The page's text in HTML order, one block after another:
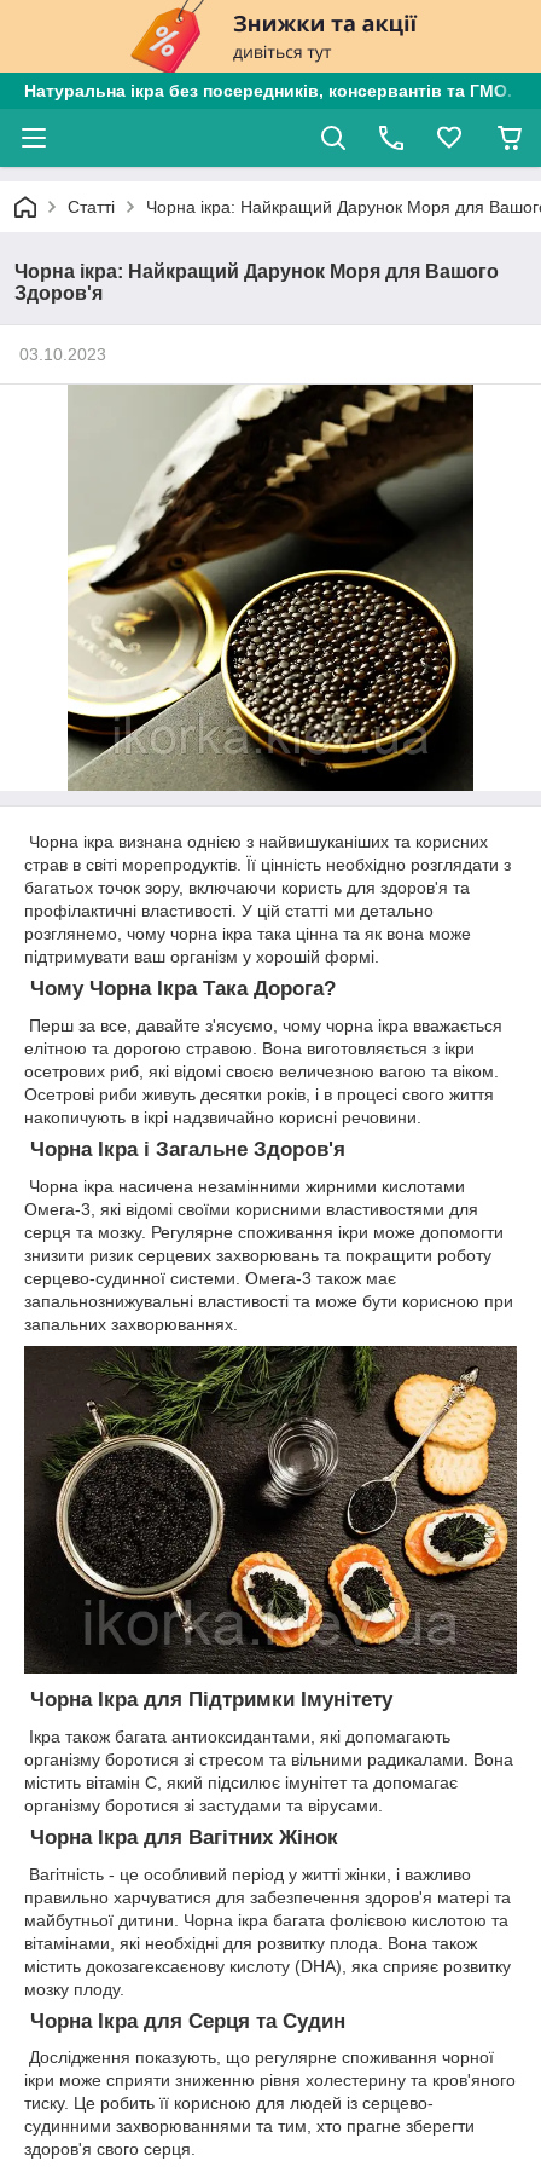
Натуральна ікра без посередників, консервантів та ГМО.
Статті Чорна ікра: Найкращий Дарунок Моря для
Чорна ікра: Найкращий Дарунок Моря для Вашого
Здоров'я
03.10.2023
Чорна ікра визнана однією з найвишуканіших та корисних
страв в світі морепродуктів. Її цінність необхідно розглядати з
багатьох точок зору, включаючи користь для здоров'я та
профілактичні властивості. У цій статті ми детально
розглянемо, чому чорна ікра така цінна та як вона може
підтримувати ваш організм у хорошій формі.
Чому Чорна Ікра Така Дорога?
Перш за все, давайте з'ясуємо, чому чорна ікра вважається
елітною та дорогою стравою. Вона виготовляється з ікри
осетрових риб, які відомі своєю величезною вагою та віком.
Осетрові риби живуть десятки років, і в процесі свого життя
накопичують в ікрі надзвичайно корисні речовини.
Чорна Ікра і Загальне Здоров'я
Чорна ікра насичена незамінними жирними кислотами
Омега-3, які відомі своїми корисними властивостями для
серця та мозку. Регулярне споживання ікри може допомогти
знизити ризик серцевих захворювань та покращити роботу
серцево-судинної системи. Омега-3 також має
запальнознижувальні властивості та може бути корисною при
запальних захворюваннях.
Чорна Ікра для Підтримки Імунітету
Ікра також багата антиоксидантами, які допомагають
організму боротися зі стресом та вільними радикалами. Вона
містить вітамін С, який підсилює імунітет та допомагає
організму боротися зі застудами та вірусами.
Чорна Ікра для Вагітних Жінок
Вагітність - це особливий період у житті жінки, і важливо
правильно харчуватися для забезпечення здоров'я матері та
майбутньої дитини. Чорна ікра багата фолієвою кислотою та
вітамінами, які необхідні для розвитку плода. Вона також
містить докозагексаєнову кислоту (DHA), яка сприяє розвитку
мозку плоду.
Чорна Ікра для Серця та Судин
Дослідження показують, що регулярне споживання чорної
ікри може сприяти зниженню рівня холестерину та кров'яного
тиску. Це робить її корисною для людей із серцево-
судинними захворюваннями та тим, хто прагне зберегти
здоров'я свого серця.